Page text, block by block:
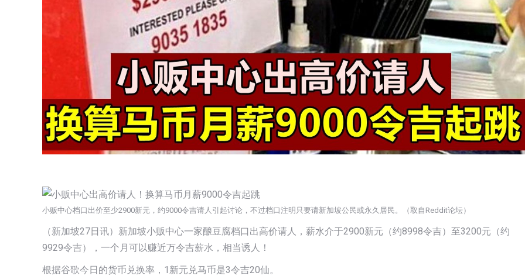
小贩中心档口出价至少2900新元，约9000令吉请人引起讨论，不过档口注明只要请新加坡公民或永久居民。（取自Reddit论坛）
（新加坡27日讯）新加坡小贩中心一家酿豆腐档口出高价请人，薪水介于2900新元（约8998令吉）至3200元（约
9929令吉），一个月可以赚近万令吉薪水，相当诱人！
根据谷歌今日的货币兑换率，1新元兑马币是3令吉20仙。